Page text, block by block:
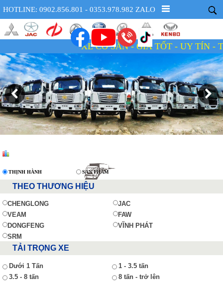
HOTLINE: 0902.856.801 - 0353.978.982 ZALO
XE CÓ SẴN - GIÁ TỐT - UY TÍN - TẬN TÂM
THỊNH HÀNH SẢN PHẨM
THEO THƯƠNG HIỆU
CHENGLONG
JAC
VEAM
FAW
DONGFENG
VĨNH PHÁT
SRM
TẢI TRỌNG XE
Dưới 1 Tấn
1 - 3.5 tấn
3.5 - 8 tấn
8 tấn - trở lên